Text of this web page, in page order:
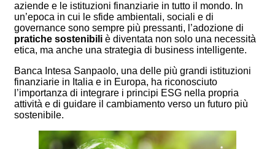
aziende e le istituzioni finanziarie in tutto il mondo. In
un’epoca in cui le sfide ambientali, sociali e di
governance sono sempre più pressanti, l’adozione di
pratiche sostenibili è diventata non solo una necessità
etica, ma anche una strategia di business intelligente.
Banca Intesa Sanpaolo, una delle più grandi istituzioni
finanziarie in Italia e in Europa, ha riconosciuto
l’importanza di integrare i principi ESG nella propria
attività e di guidare il cambiamento verso un futuro più
sostenibile.